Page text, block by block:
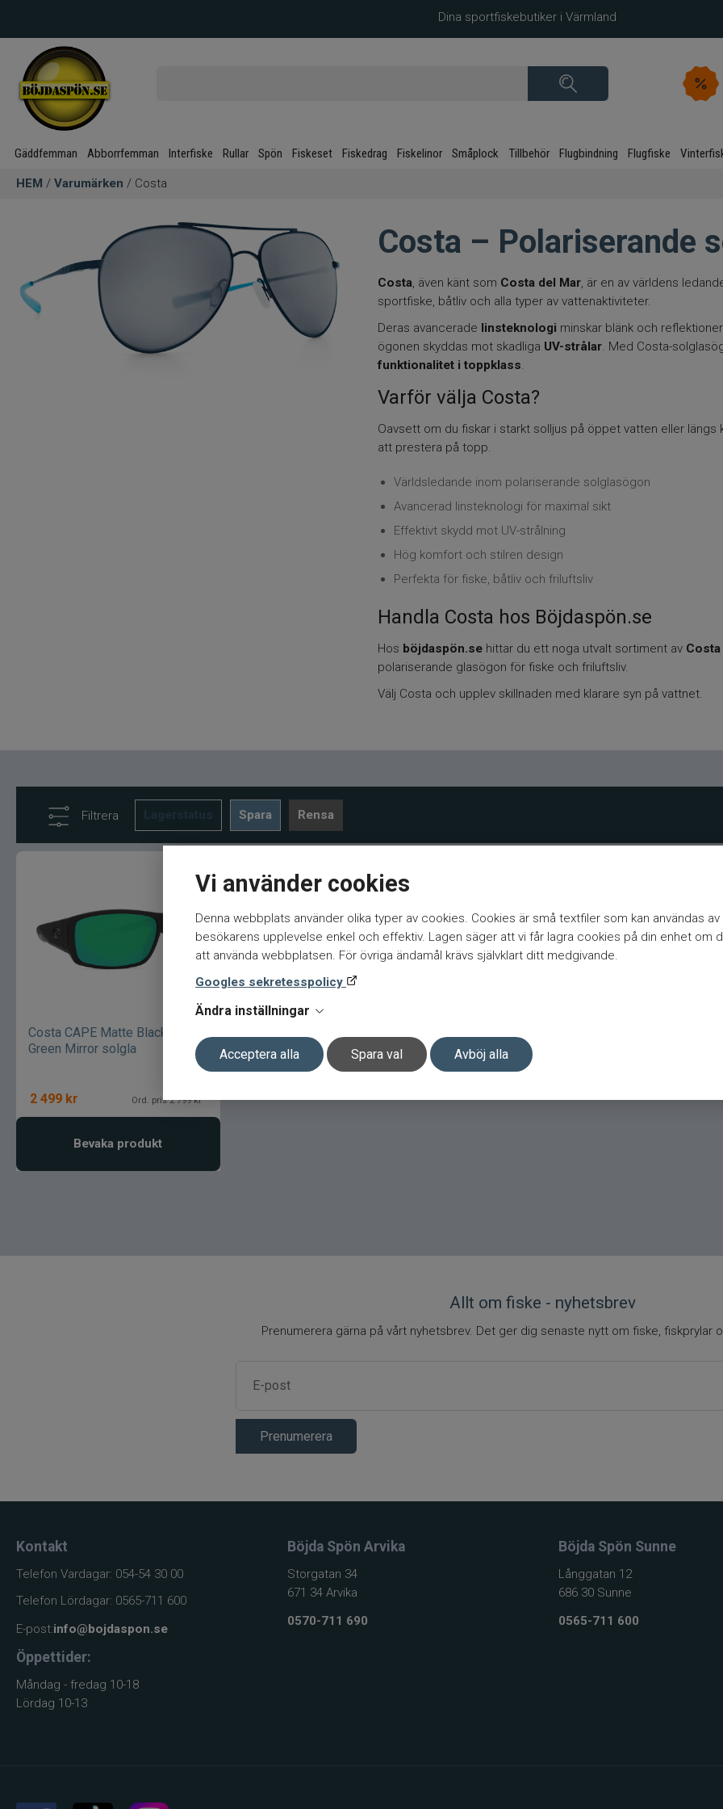
Vi använder cookies
Denna webbplats använder olika typer av cookies. Cookies är små textfiler som kan användas
besökarens upplevelse enkel och effektiv. Lagen säger att vi får lagra cookies på din enhet om
att använda webbplatsen. För övriga ändamål krävs självklart ditt medgivande.
Googles sekretesspolicy
Ändra inställningar
Acceptera alla Spara val Avböj alla
Dina sportfiskebutiker i Värmland
Gäddfemman Abborrfemman Interfiske Rullar Spön Fiskeset Fiskedrag Fiskelinor Småplock Tillbehör Flugbindning Flugfiske
HEM / Varumärken / Costa
Costa – Polariserande
Costa, även känt som Costa del Mar, är en av världens
sportfiske, båtliv och alla typer av vattenaktiviteter.
Deras avancerade linsteknologi minskar blänk och
ögonen skyddas mot skadliga UV-strålar. Med Costa-
funktionalitet i toppklass.
Varför välja Costa?
Oavsett om du fiskar i starkt solljus på öppet vatten eller
att prestera på topp.
Världsledande inom polariserande solglasögon
Avancerad linsteknologi för maximal sikt
Effektivt skydd mot UV-strålning
Hög komfort och stilren design
Perfekta för fiske, båtliv och friluftsliv
Handla Costa hos Böjdaspön.se
Hos böjdaspön.sehittar du ett noga utvalt sortiment av
polariserande glasögon för fiske och friluftsliv.
Välj Costa och upplev skillnaden med klarare syn på vattnet.
Filtrera Spara Rensa
Costa CAPE Matte Black Ultra -
Green Mirror solgla
2 499 kr Ord. pris 2 799 kr
Bevaka produkt
Allt om fiske - nyhetsbrev
Prenumerera gärna på vårt nyhetsbrev. Det ger dig senaste nytt om fiske, fiskprylar
Prenumerera
Kontakt
Telefon Vardagar: 054-54 30 00
Telefon Lördagar: 0565-711 600
E-post:info@bojdaspon.se
Öppettider:
Måndag - fredag 10-18
Lördag 10-13
Böjda Spön Arvika
Storgatan 34
671 34 Arvika
0570-711 690
Böjda Spön Sunne
Långgatan 12
686 30 Sunne
0565-711 600